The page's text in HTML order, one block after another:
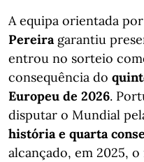
A equipa orientada por
Pereira garantiu
entrou no sorteio
consequência do
Europeu de 2026.
disputar o Mundial
história e quarta
alcançado, em 2025,